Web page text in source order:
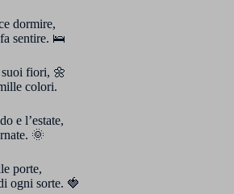
dormire,
sentire. 🛌
fiori, 🌼
colori.
e l’estate,
🌞
porte,
ogni sorte. 🍓